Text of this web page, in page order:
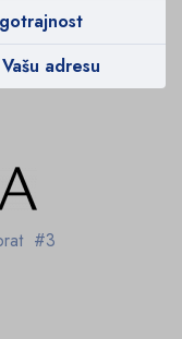
adresu
#3